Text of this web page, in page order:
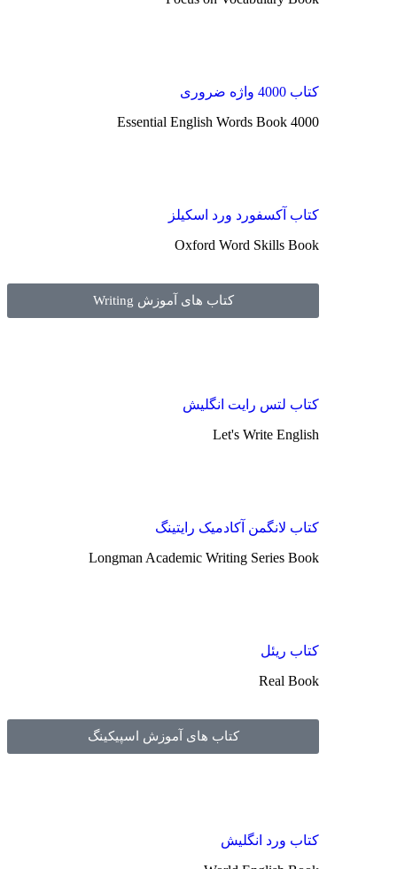
کتاب 4000 واژه ضروری
4000 Essential English Words Book
کتاب آکسفورد ورد اسکیلز
Oxford Word Skills Book
کتاب های آموزش Writing
کتاب لتس رایت انگلیش
Let's Write English
کتاب لانگمن آکادمیک رایتینگ
Longman Academic Writing Series Book
کتاب ریئل
Real Book
کتاب های آموزش اسپیکینگ
کتاب ورد انگلیش